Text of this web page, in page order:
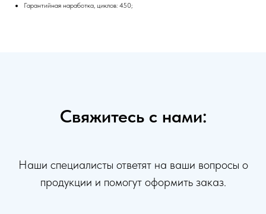
Гарантийная наработка, циклов: 450;
Свяжитесь с нами:
Наши специалисты ответят на ваши вопросы о
продукции и помогут оформить заказ.